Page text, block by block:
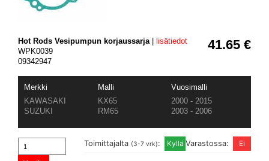
41.65 €
Hot Rods Vesipumpun korjaussarja|
lisätiedot
WPK0039
09342947
Merkki Malli
Vuosimalli
KAWASAKI
KX65
2000 - 2015
SUZUKI
RM65 2003 - 2006
Varastossa:
Toimittajalta (3-7 vrk):